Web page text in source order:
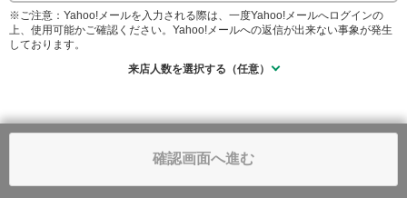
※ご注意：Yahoo!メールを入力される際は、一度Yahoo!メールへログインの
上、使用可能かご確認ください。Yahoo!メールへの返信が出来ない事象が発生
しております。
来店人数を選択する（任意）
確認画面へ進む